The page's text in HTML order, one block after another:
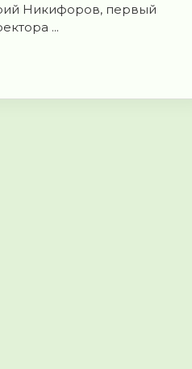
Никифоров, первый
...